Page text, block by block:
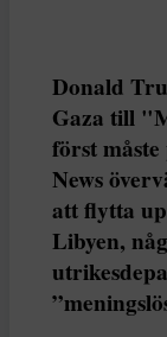
Donald
Gaza till
först
News
att flytta
Libyen,